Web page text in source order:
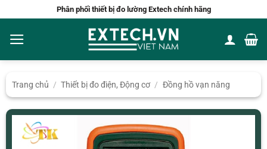
nội
dung
Phân phối thiết bị đo lường Extech chính hãng
Trang chủ / Thiết bị đo điện, Động cơ / Đồng hồ vạn năng